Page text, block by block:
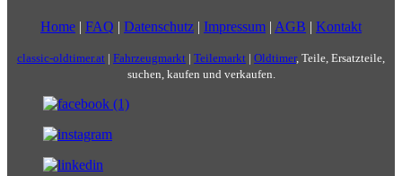
Home | FAQ | Datenschutz | Impressum | AGB | Kontakt
classic-oldtimer.at | Fahrzeugmarkt | Teilemarkt | Oldtimer, Teile, Ersatzteile,
suchen, kaufen und verkaufen.